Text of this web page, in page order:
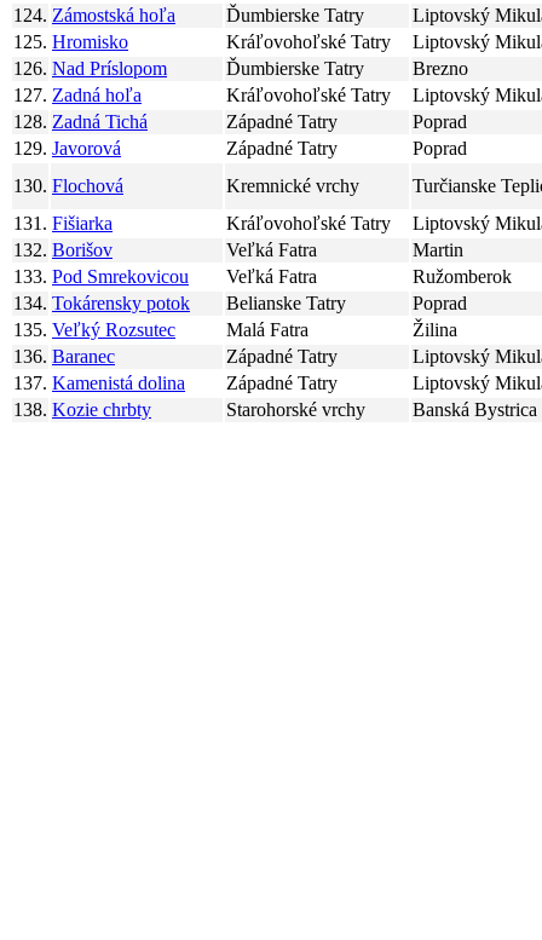
124. Zámostská hoľa Ďumbierske Tatry
Liptovský
125. Hromisko Kráľovohoľské Tatry
Liptovský
126. Nad Príslopom Ďumbierske Tatry
Brezno
127. Zadná hoľa Kráľovohoľské Tatry
Liptovský
128. Zadná Tichá Západné Tatry
Poprad
129. Javorová Západné Tatry
Poprad
130. Flochová Kremnické vrchy
Turčianske
131. Fišiarka Kráľovohoľské Tatry
Liptovský
132. Borišov Veľká Fatra
Martin
133. Pod Smrekovicou Veľká Fatra
Ružomberok
134. Tokárensky potok Belianske Tatry
Poprad
135. Veľký Rozsutec Malá Fatra
Žilina
136. Baranec Západné Tatry
Liptovský
137. Kamenistá dolina Západné Tatry
Liptovský
138. Kozie chrbty Starohorské vrchy Banská Bystrica